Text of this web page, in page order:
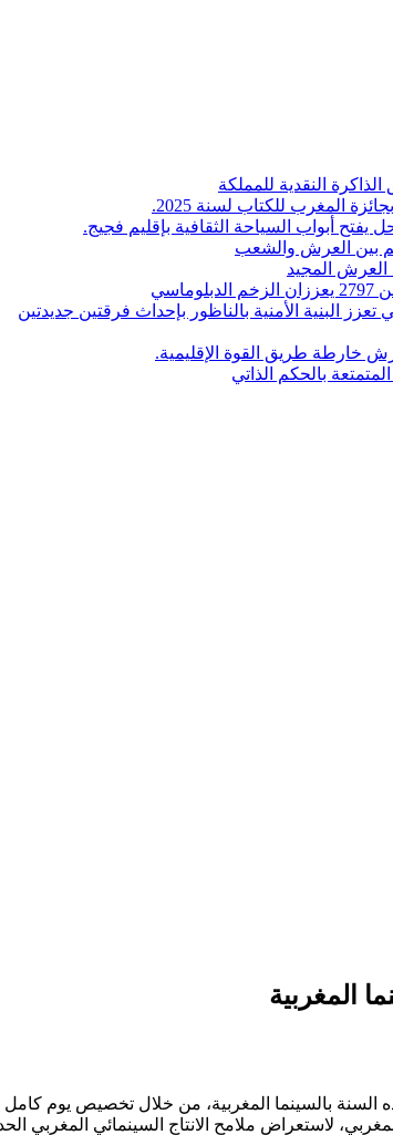
النقدية للمملكة
المغرب للكتاب لسنة 2025.
يفتح أبواب السياحة الثقافية بإقليم فجيج.
بين العرش والشعب
العرش المجيد
البنية الأمنية بالناظور بإحداث فرقتين جديدتين
خارطة طريق القوة الإقليمية.
بالحكم الذاتي
المغربية
السنة بالسينما المغربية، من خلال تخصيص يوم
لاستعراض ملامح الانتاج السينمائي المغربي